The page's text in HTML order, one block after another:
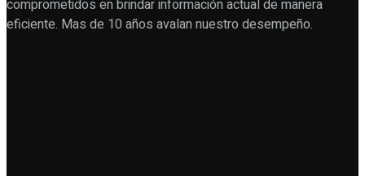
comprometidos en brindar información actual de manera
eficiente. Mas de 10 años avalan nuestro desempeño.